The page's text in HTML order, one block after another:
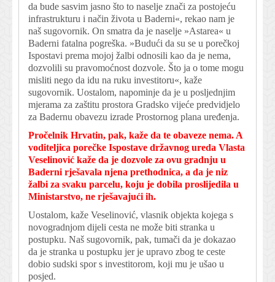
da bude sasvim jasno što to naselje znači za postojeću
infrastrukturu i način života u Baderni«, rekao nam je
naš sugovornik. On smatra da je naselje »Astarea« u
Baderni fatalna pogreška. »Budući da su se u porečkoj
Ispostavi prema mojoj žalbi odnosili kao da je nema,
dozvolili su pravomoćnost dozvole. Što ja o tome mogu
misliti nego da idu na ruku investitoru«, kaže
sugovornik. Uostalom, napominje da je u posljednjim
mjerama za zaštitu prostora Gradsko vijeće predvidjelo
za Badernu obavezu izrade Prostornog plana uređenja.
Pročelnik Hrvatin, pak, kaže da te obaveze nema. A
voditeljica porečke Ispostave državnog ureda Vlasta
Veselinović kaže da je dozvole za ovu gradnju u
Baderni rješavala njena prethodnica, a da je niz
žalbi za svaku parcelu, koju je dobila proslijedila u
Ministarstvo, ne rješavajući ih.
Uostalom, kaže Veselinović, vlasnik objekta kojega s
novogradnjom dijeli cesta ne može biti stranka u
postupku. Naš sugovornik, pak, tumači da je dokazao
da je stranka u postupku jer je upravo zbog te ceste
dobio sudski spor s investitorom, koji mu je ušao u
posjed.